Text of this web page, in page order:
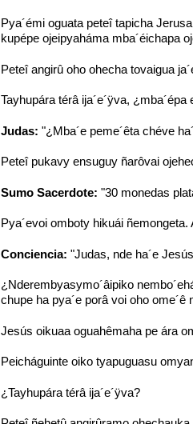
Pya´émi oguata peteî tapicha
kupépe ojeipyaháma mba´éichapa
Peteî angirû oho ohecha tovaigua
Tayhupára térâ ija´e´ÿva, ¿mba´épa
Judas: "¿Mba´e peme´êta chéve
Peteî pukavy ensuguy ñarôvai
Sumo Sacerdote: "30 monedas
Pya´evoi omboty hikuái
Conciencia: "Judas, nde ha´e
¿Nderembyasymo´âipiko
chupe ha pya´e porâ voi oho
Jesús oikuaa oguahêmaha pe ára
Peicháguinte oiko tyapuguasu
¿Tayhupára térâ ija´e´ÿva?